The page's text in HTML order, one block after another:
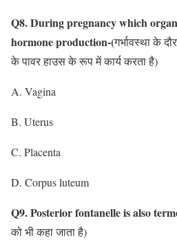
Q8. During pregnancy which
hormone production-(गर्भावस्था के
के पावर हाउस के रूप में कार्य करता है)
A. Vagina
B. Uterus
C. Placenta
D. Corpus luteum
Q9. Posterior fontanelle is also
को भी कहा जाता है)